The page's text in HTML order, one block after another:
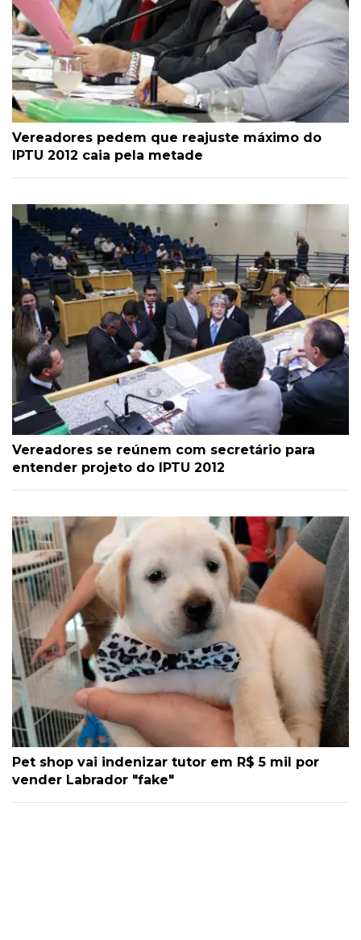
Vereadores pedem que reajuste máximo do
IPTU 2012 caia pela metade
Vereadores se reúnem com secretário para
entender projeto do IPTU 2012
Pet shop vai indenizar tutor em R$ 5 mil por
vender Labrador "fake"